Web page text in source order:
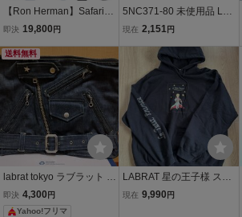
【Ron Herman】Safari掲
載◎!!RHC ロンハーマン
n カウチンニットフーデ
ィ フィッシャーマンニッ
ト ニットパーカー
即決 19,800 円
5NC371-80 未使用品 LAB
RAT ラブラット 半袖 シャ
プス メンズ L マルチカラ
ー チェック柄 自宅保管品
現在 2,151円
送料無料
labrat tokyo ラブラット デ
ニムクラッチバッグ ライ
ダース
即決 4,300 円
Yahoo!フリマ
LABRAT 星の王子様 スウ
ェットパーカー XL ラブラ
現在 9,990 円